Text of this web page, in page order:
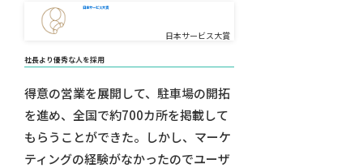
日本サービス大賞
日本サービス大賞
社長より優秀な人を採用
得意の営業を展開して、駐車場の開拓
を進め、全国で約700カ所を掲載して
もらうことができた。しかし、マーケ
ティングの経験がなかったのでユーザ